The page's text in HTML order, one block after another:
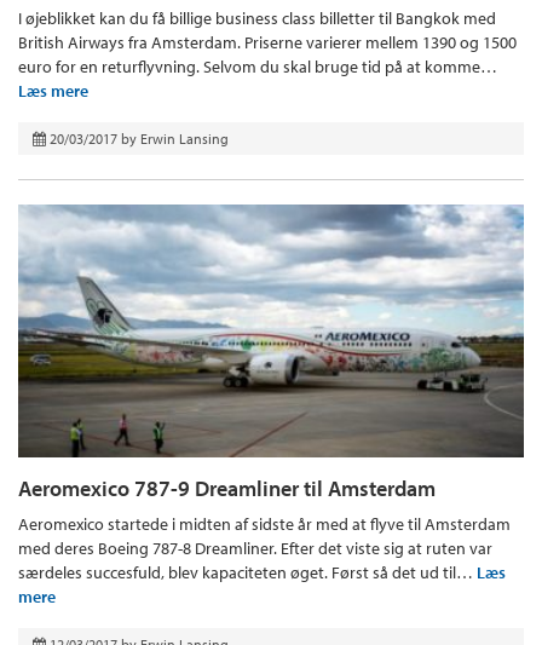
I øjeblikket kan du få billige business class billetter til Bangkok med
British Airways fra Amsterdam. Priserne varierer mellem 1390 og 1500
euro for en returflyvning. Selvom du skal bruge tid på at komme…
Læs mere
20/03/2017 by Erwin Lansing
Aeromexico 787-9 Dreamliner til Amsterdam
Aeromexico startede i midten af sidste år med at flyve til Amsterdam
med deres Boeing 787-8 Dreamliner. Efter det viste sig at ruten var
særdeles succesfuld, blev kapaciteten øget. Først så det ud til… Læs
mere